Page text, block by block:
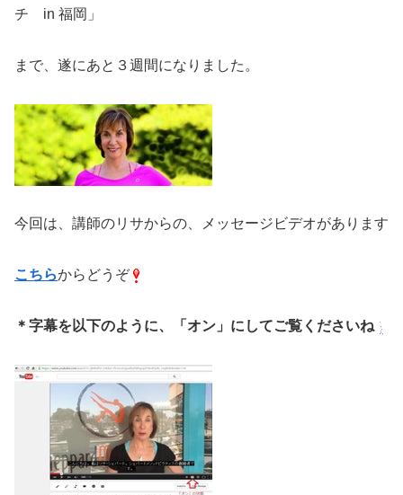
チ in 福岡」
まで、遂にあと３週間になりました。
今回は、講師のリサからの、メッセージビデオがあります
こちらからどうぞ
＊字幕を以下のように、「オン」にしてご覧くださいね